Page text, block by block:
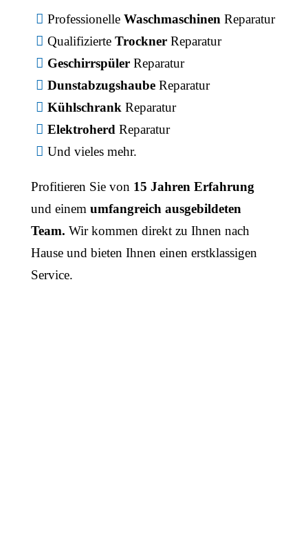
ProfessionelleWaschmaschinen Reparatur
QualifizierteTrockner Reparatur
Geschirrspüler Reparatur
Dunstabzugshaube Reparatur
Kühlschrank Reparatur
Elektroherd Reparatur
Und vieles mehr.
Profitieren Sie von 15 Jahren Erfahrung
und einemumfangreich ausgebildeten
Team. Wir kommen direkt zu Ihnen nach
Hause und bieten Ihnen einen erstklassigen
Service.